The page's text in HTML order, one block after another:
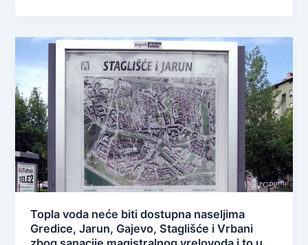
Topla voda neće biti dostupna naseljima
Gredice, Jarun, Gajevo, Staglišće i Vrbani